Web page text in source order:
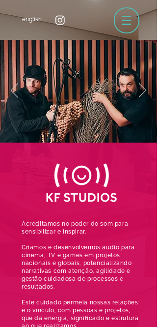
english
Acreditamos no poder do som para
sensibilizar e inspirar.
Criamos e desenvolvemos áudio para
cinema, TV e games em projetos
nacionais e globais, potencializando
narrativas com atenção, agilidade e
gestão cuidadosa de processos e
resultados.
Este cuidado permeia nossas relações:
é o vínculo, com pessoas e projetos,
que dá energia, significado e estrutura